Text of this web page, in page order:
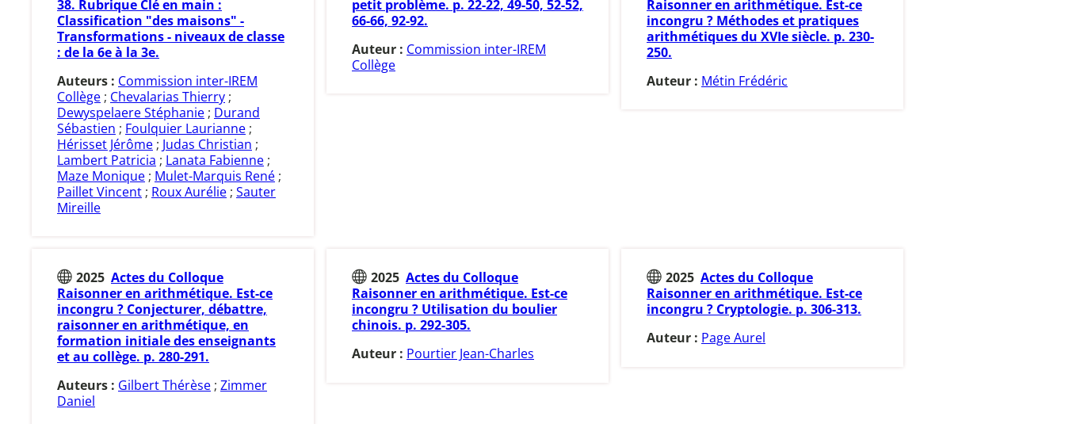
38. Rubrique Clé en main :
Classification "des maisons" -
Transformations - niveaux de classe
: de la 6e à la 3e.
Auteurs : Commission inter-IREM
Collège ; Chevalarias Thierry ;
Dewyspelaere Stéphanie ; Durand
Sébastien ; Foulquier Laurianne ;
Hérisset Jérôme ; Judas Christian ;
Lambert Patricia ; Lanata Fabienne ;
Maze Monique ; Mulet-Marquis René ;
Paillet Vincent ; Roux Aurélie ; Sauter
Mireille
petit problème. p. 22-22, 49-50, 52-52,
66-66, 92-92.
Auteur : Commission inter-IREM
Collège
Raisonner en arithmétique. Est-ce
incongru ? Méthodes et pratiques
arithmétiques du XVIe siècle. p. 230-
250.
Auteur : Métin Frédéric
2025 Actes du Colloque
Raisonner en arithmétique. Est-ce
incongru ? Conjecturer, débattre,
raisonner en arithmétique, en
formation initiale des enseignants
et au collège. p. 280-291.
Auteurs : Gilbert Thérèse; Zimmer
Daniel
2025 Actes du Colloque
Raisonner en arithmétique. Est-ce
incongru ? Utilisation du boulier
chinois. p. 292-305.
Auteur : Pourtier Jean-Charles
2025 Actes du Colloque
Raisonner en arithmétique. Est-ce
incongru ? Cryptologie. p. 306-313.
Auteur : Page Aurel